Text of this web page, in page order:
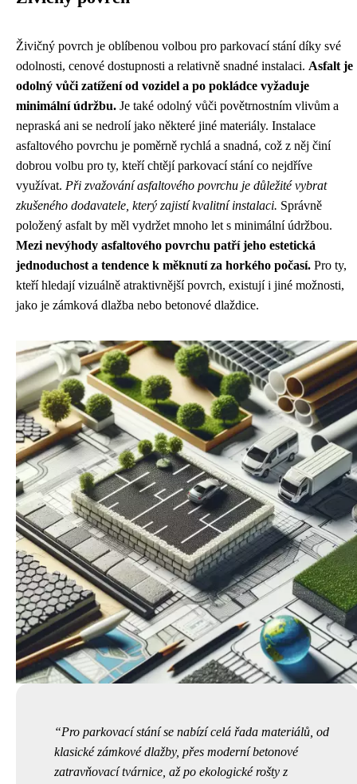
Živičný povrch je oblíbenou volbou pro parkovací stání díky své
odolnosti, cenové dostupnosti a relativně snadné instalaci. Asfalt je
odolný vůči zatížení od vozidel a po pokládce vyžaduje
minimální údržbu. Je také odolný vůči povětrnostním vlivům a
nepraská ani se nedrolí jako některé jiné materiály. Instalace
asfaltového povrchu je poměrně rychlá a snadná, což z něj činí
dobrou volbu pro ty, kteří chtějí parkovací stání co nejdříve
využívat. Při zvažování asfaltového povrchu je důležité vybrat
zkušeného dodavatele, který zajistí kvalitní instalaci. Správně
položený asfalt by měl vydržet mnoho let s minimální údržbou.
Mezi nevýhody asfaltového povrchu patří jeho estetická
jednoduchost a tendence k měknutí za horkého počasí. Pro ty,
kteří hledají vizuálně atraktivnější povrch, existují i ​​jiné možnosti,
jako je zámková dlažba nebo betonové dlaždice.
Pro parkovací stání se nabízí celá řada materiálů, od
klasické zámkové dlažby, přes moderní betonové
zatravňovací tvárnice, až po ekologické rošty z